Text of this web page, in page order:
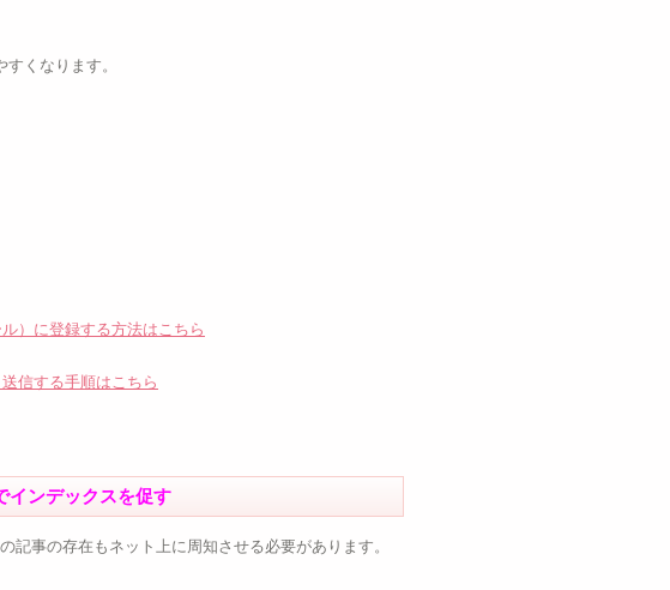
くなります。
）に登録する方法はこちら
信する手順はこちら
インデックスを促す
事の存在もネット上に周知させる必要があります。